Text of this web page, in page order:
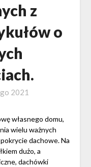
z
o
2021
własnego domu,
wielu ważnych
dachowe. Na
dużo, a
dachówki